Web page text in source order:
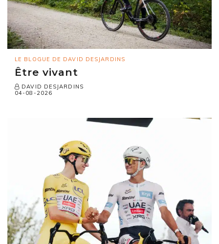
LE BLOGUE DE DAVID DESJARDINS
Être vivant
DAVID DESJARDINS
04-08-2026